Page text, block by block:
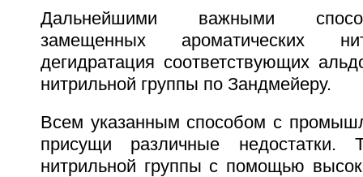
Дальнейшими важными
замещенных ароматических
дегидратация соответствующих
нитрильной группы по Зандмейеру.
Всем указанным способом с
присущи различные недостатки.
нитрильной группы с помощью